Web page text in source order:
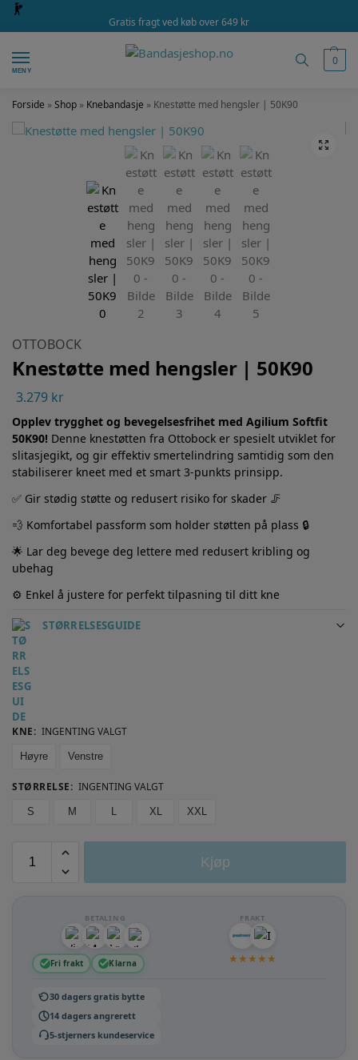
Gratis fragt ved køb over 649 kr
MENY
0
Forside »Shop » Knebandasje » Knestøtte med hengsler | 50K90
OTTOBOCK
Knestøtte med hengsler | 50K90
3.279 kr
Opplev trygghet og bevegelsesfrihet med Agilium Softfit
50K90! Denne knestøtten fra Ottobock er spesielt utviklet for
slitasjegikt, og gir effektiv smertelindring samtidig som den
stabiliserer kneet med et smart 3-punkts prinsipp.
✅ Gir stødig støtte og redusert risiko for skader 🦵
💨 Komfortabel passform som holder støtten på plass 🔒
🌟 Lar deg bevege deg lettere med redusert kribling og
ubehag
⚙️ Enkel å justere for perfekt tilpasning til ditt kne
STØRRELSESGUIDE
KNE: INGENTING VALGT
Høyre Venstre
STØRRELSE: INGENTING VALGT
S M L XL XXL
Kjøp
BETALING
Fri frakt Klarna
FRAKT
★★★★★
30 dagers gratis bytte
14 dagers angrerett
5-stjerners kundeservice